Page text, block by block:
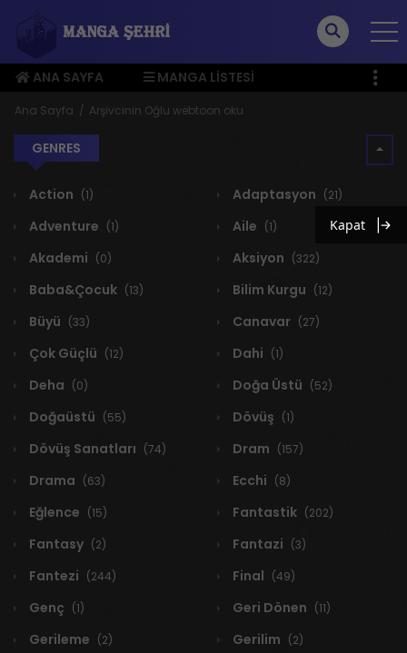
ANA SAYFA
MANGA LISTESI
ÜYE MENÜSÜ
Ana Sayfa Arşivcinin Oğlu webtoon oku
GENRES
Action (1) Adaptasyon (21)
Adventure (1) Aile (1)
Akademi (0) Aksiyon (322)
Baba&Çocuk (13) Bilim Kurgu (12)
Büyü (33) Canavar (27)
Çok Güçlü (12) Dahi (1)
Deha (0) Doğa Üstü (52)
Doğaüstü (55) Dövüş (1)
Dövüş Sanatları (74) Dram (157)
Drama (63) Ecchi (8)
Eğlence (15) Fantastik (202)
Fantasy (2) Fantazi (3)
Fantezi (244) Final (49)
Genç (1) Geri Dönen (11)
Gerileme (2) Gerilim (2)
Kapat